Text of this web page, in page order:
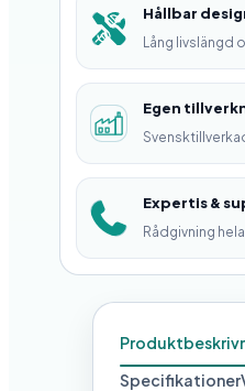
2
2
x
6
6
0
x
5
M
Hållbar
Lång livslängd
Egen
Expertis &
Rådgivning
Specifikationer